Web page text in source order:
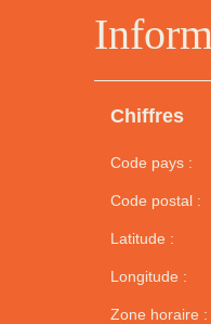
Chiffres
Code pays :
Code postal :
Latitude :
Longitude :
Zone horaire :